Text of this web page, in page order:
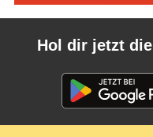
Hol dir jetzt die